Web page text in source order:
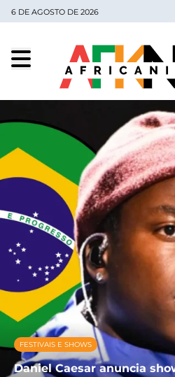
6 DE AGOSTO DE 2026
FESTIVAIS E SHOWS
Daniel Caesar anuncia